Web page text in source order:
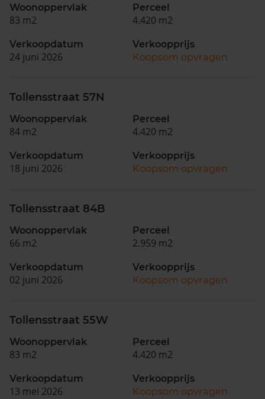
Woonoppervlak
83 m2
Perceel
4.420 m2
Verkoopdatum
24 juni 2026
Verkoopprijs
Koopsom opvragen
Tollensstraat 57N
Woonoppervlak
84 m2
Perceel
4.420 m2
Verkoopdatum
18 juni 2026
Verkoopprijs
Koopsom opvragen
Tollensstraat 84B
Woonoppervlak
66 m2
Perceel
2.959 m2
Verkoopdatum
02 juni 2026
Verkoopprijs
Koopsom opvragen
Tollensstraat 55W
Woonoppervlak
83 m2
Perceel
4.420 m2
Verkoopdatum
13 mei 2026
Verkoopprijs
Koopsom opvragen